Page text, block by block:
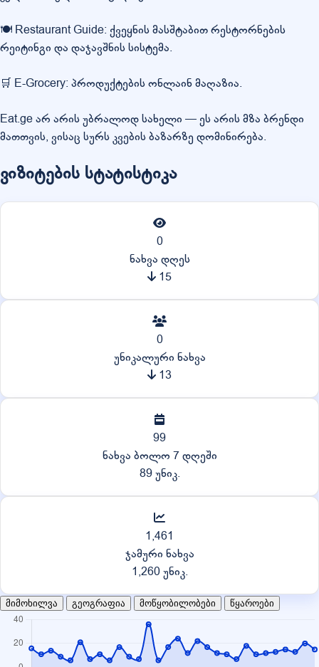
🍽️ Restaurant Guide: ქვეყნის მასშტაბით რესტორნების
რეიტინგი და დაჯავშნის სისტემა.
🛒 E-Grocery: პროდუქტების ონლაინ მაღაზია.
Eat.ge არ არის უბრალოდ სახელი — ეს არის მზა ბრენდი
მათთვის, ვისაც სურს კვების ბაზარზე დომინირება.
ვიზიტების სტატისტიკა
0
ნახვა დღეს
15
0
უნიკალური ნახვა
13
99
ნახვა ბოლო 7 დღეში
89 უნიკ.
1,461
ჯამური ნახვა
1,260 უნიკ.
მიმოხილვა გეოგრაფია მოწყობილობები წყაროები